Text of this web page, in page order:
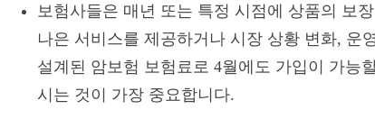
보험사들은 매년 또는 특정 시점에 상품의 보
나은 서비스를 제공하거나 시장 상황 변화, 운
설계된 암보험 보험료로 4월에도 가입이 가능
시는 것이 가장 중요합니다.